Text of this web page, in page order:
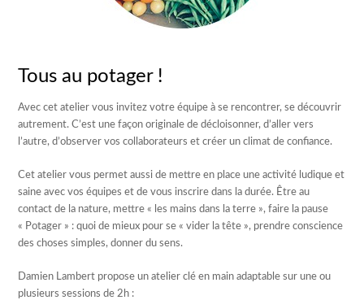
Tous au potager !
Avec cet atelier vous invitez votre équipe à se rencontrer, se découvrir
autrement. C’est une façon originale de décloisonner, d’aller vers
l’autre, d’observer vos collaborateurs et créer un climat de confiance.
Cet atelier vous permet aussi de mettre en place une activité ludique et
saine avec vos équipes et de vous inscrire dans la durée. Être au
contact de la nature, mettre « les mains dans la terre », faire la pause
« Potager » : quoi de mieux pour se « vider la tête », prendre conscience
des choses simples, donner du sens.
Damien Lambert propose un atelier clé en main adaptable sur une ou
plusieurs sessions de 2h :